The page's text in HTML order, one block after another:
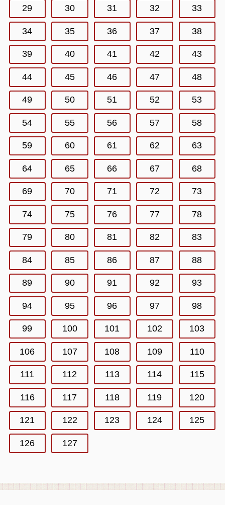
29 30 31 32 33
34 35 36 37 38
39 40 41 42 43
44 45 46 47 48
49 50 51 52 53
54 55 56 57 58
59 60 61 62 63
64 65 66 67 68
69 70 71 72 73
74 75 76 77 78
79 80 81 82 83
84 85 86 87 88
89 90 91 92 93
94 95 96 97 98
99 100 101 102 103
106 107 108 109 110
111 112 113 114 115
116 117 118 119 120
121 122 123 124 125
126 127